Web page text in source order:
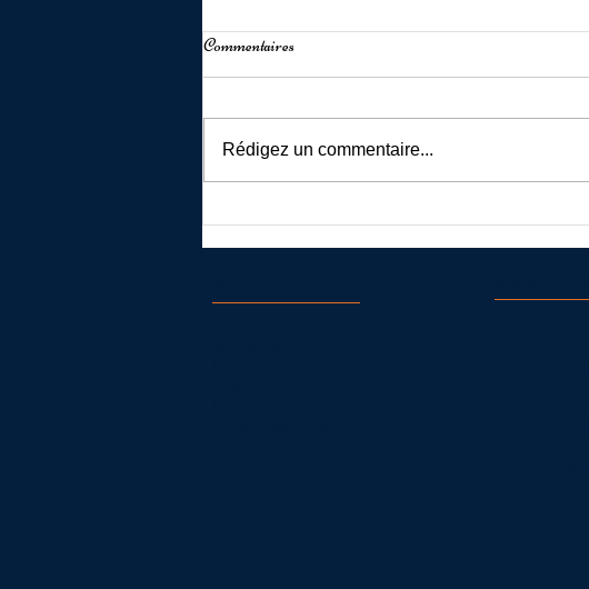
Commentaires
Rédigez un commentaire...